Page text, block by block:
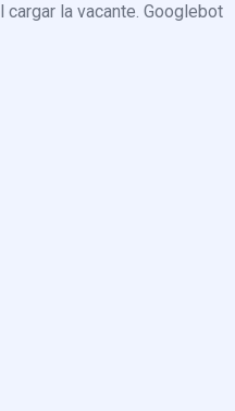
cargar la vacante. Googlebot